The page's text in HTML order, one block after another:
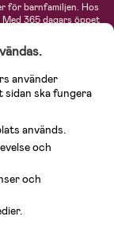
för barnfamiljen. Hos
Med 365 dagars öppet
kläder för barn och
leksaker,
välkända
Didriksons,
och många fler.
babybutik på nätet!
använder
sidan ska fungera
används.
och
och